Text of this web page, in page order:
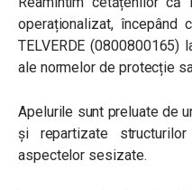
operaționalizat, începând
TELVERDE
ale normelor de protecție
Apelurile sunt preluate de
și repartizate
aspectelor sesizate.